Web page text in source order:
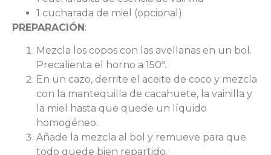
1 cucharada de miel (opcional)
PREPARACIÓN:
Mezcla los copos con las avellanas en un bol.
Precalienta el horno a 150º.
En un cazo, derrite el aceite de coco y mezcla
con la mantequilla de cacahuete, la vainilla y
la miel hasta que quede un líquido
homogéneo.
Añade la mezcla al bol y remueve para que
todo quede bien repartido.